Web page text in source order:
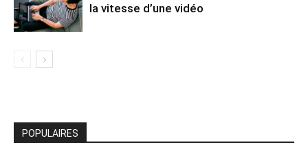
la vitesse d’une vidéo
POPULAIRES